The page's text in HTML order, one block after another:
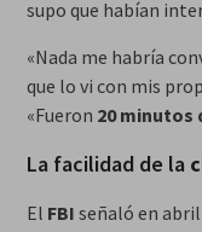
supo que habían
«Nada me habría
que lo vi con mis
«Fueron 20 minutos
La facilidad de la
El FBI señaló en